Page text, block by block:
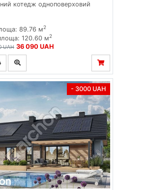
котедж одноповерховий
89.76 м2
120.60 м2
UAH 36 090 UAH
- 3000 UAH